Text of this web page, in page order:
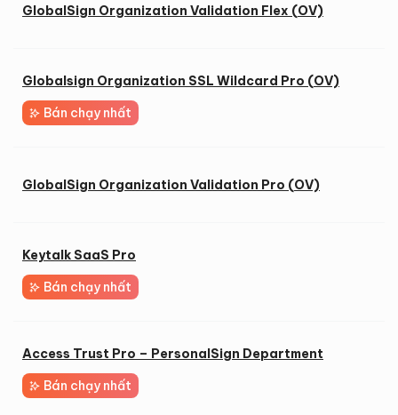
GlobalSign Organization Validation Flex (OV)
Globalsign Organization SSL Wildcard Pro (OV)
Bán chạy nhất
GlobalSign Organization Validation Pro (OV)
Keytalk SaaS Pro
Bán chạy nhất
Access Trust Pro – PersonalSign Department
Bán chạy nhất